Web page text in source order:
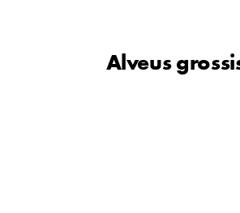
Alveus